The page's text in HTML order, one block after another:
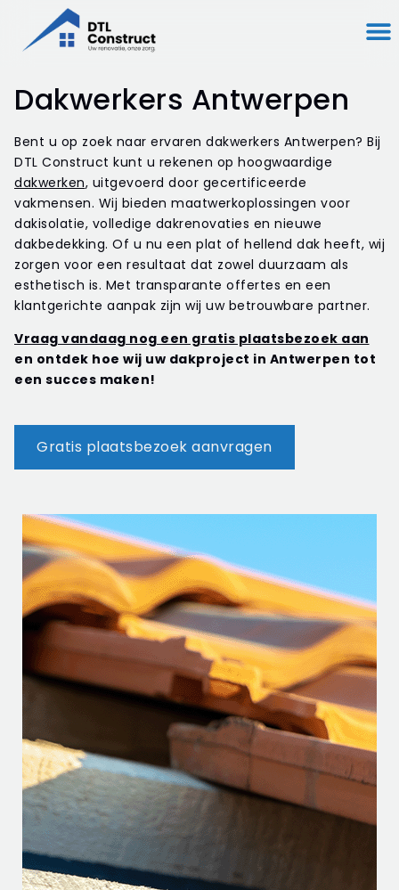
Dakwerkers Antwerpen
Bent u op zoek naar ervaren dakwerkers Antwerpen? Bij
DTL Construct kunt u rekenen op hoogwaardige
dakwerken, uitgevoerd door gecertificeerde
vakmensen. Wij bieden maatwerkoplossingen voor
dakisolatie, volledige dakrenovaties en nieuwe
dakbedekking. Of u nu een plat of hellend dak heeft, wij
zorgen voor een resultaat dat zowel duurzaam als
esthetisch is. Met transparante offertes en een
klantgerichte aanpak zijn wij uw betrouwbare partner.
Vraag vandaag nog een gratis plaatsbezoek aan
en ontdek hoe wij uw dakproject in Antwerpen tot
een succes maken!
Gratis plaatsbezoek aanvragen